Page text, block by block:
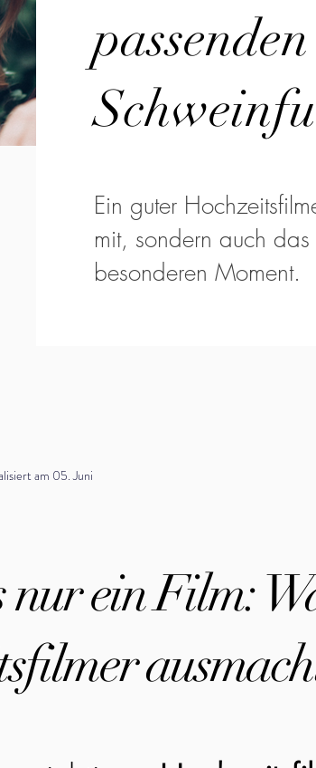
Ein guter
mit, sondern auch das
besonderen Moment.
am 05. Juni
ein Film: